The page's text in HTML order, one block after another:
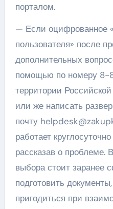
порталом.
— Если оцифрованное
пользователя» после
дополнительных
помощью по номеру 8-
территории
или же написать
почту
работает
рассказав о проблеме.
выбора стоит заранее
подготовить
пригодиться при